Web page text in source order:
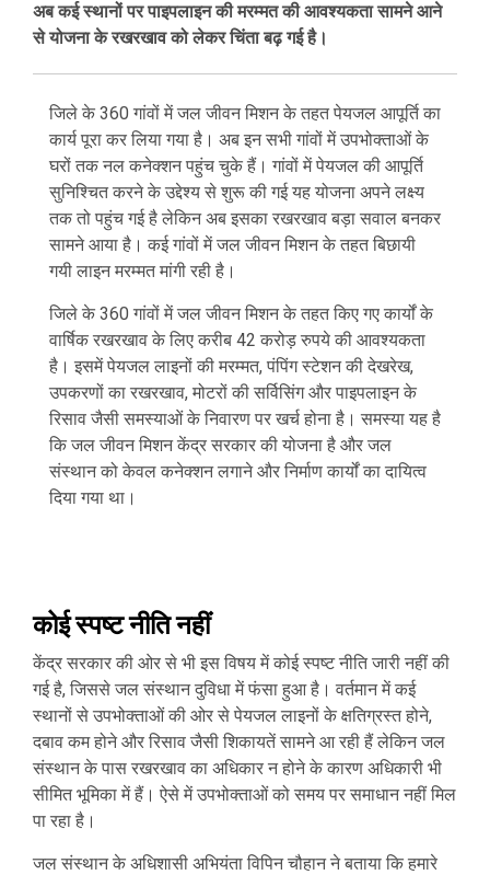
अब कई स्थानों पर पाइपलाइन की मरम्मत की आवश्यकता सामने आने
से योजना के रखरखाव को लेकर चिंता बढ़ गई है।
जिले के 360 गांवों में जल जीवन मिशन के तहत पेयजल आपूर्ति का
कार्य पूरा कर लिया गया है। अब इन सभी गांवों में उपभोक्ताओं के
घरों तक नल कनेक्शन पहुंच चुके हैं। गांवों में पेयजल की आपूर्ति
सुनिश्चित करने के उद्देश्य से शुरू की गई यह योजना अपने लक्ष्य
तक तो पहुंच गई है लेकिन अब इसका रखरखाव बड़ा सवाल बनकर
सामने आया है। कई गांवों में जल जीवन मिशन के तहत बिछायी
गयी लाइन मरम्मत मांगी रही है।
जिले के 360 गांवों में जल जीवन मिशन के तहत किए गए कार्यों के
वार्षिक रखरखाव के लिए करीब 42 करोड़ रुपये की आवश्यकता
है। इसमें पेयजल लाइनों की मरम्मत, पंपिंग स्टेशन की देखरेख,
उपकरणों का रखरखाव, मोटरों की सर्विसिंग और पाइपलाइन के
रिसाव जैसी समस्याओं के निवारण पर खर्च होना है। समस्या यह है
कि जल जीवन मिशन केंद्र सरकार की योजना है और जल
संस्थान को केवल कनेक्शन लगाने और निर्माण कार्यों का दायित्व
दिया गया था।
कोई स्पष्ट नीति नहीं
केंद्र सरकार की ओर से भी इस विषय में कोई स्पष्ट नीति जारी नहीं की
गई है, जिससे जल संस्थान दुविधा में फंसा हुआ है। वर्तमान में कई
स्थानों से उपभोक्ताओं की ओर से पेयजल लाइनों के क्षतिग्रस्त होने,
दबाव कम होने और रिसाव जैसी शिकायतें सामने आ रही हैं लेकिन जल
संस्थान के पास रखरखाव का अधिकार न होने के कारण अधिकारी भी
सीमित भूमिका में हैं। ऐसे में उपभोक्ताओं को समय पर समाधान नहीं मिल
पा रहा है।
जल संस्थान के अधिशासी अभियंता विपिन चौहान ने बताया कि हमारे